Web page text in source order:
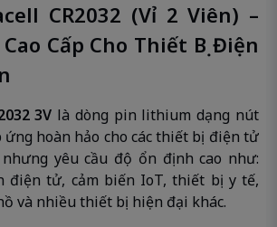
CR2032 (Vỉ 2 Viên) –
Cấp Cho Thiết Bị Điện
3V là dòng pin lithium dạng nút
ứng hoàn hảo cho các thiết bị điện tử
yêu cầu độ ổn định cao như:
điện tử, cảm biến IoT, thiết bị y tế,
và nhiều thiết bị hiện đại khác.